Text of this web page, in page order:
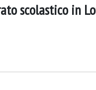
scolastico in